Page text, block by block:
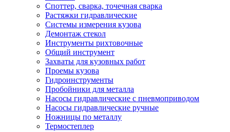
Споттер, сварка, точечная сварка
Растяжки гидравлические
Системы измерения кузова
Демонтаж стекол
Инструменты рихтовочные
Общий инструмент
Захваты для кузовных работ
Проемы кузова
Гидроинструменты
Пробойники для металла
Насосы гидравлические с пневмоприводом
Насосы гидравлические ручные
Ножницы по металлу
Термостеплер